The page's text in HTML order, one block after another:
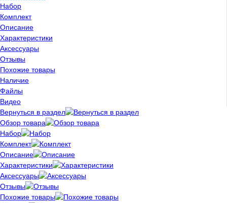
Набор
Комплект
Описание
Характеристики
Аксессуары
Отзывы
Похожие товары
Наличие
Файлы
Видео
Вернуться в раздел
Обзор товара
Набор
Комплект
Описание
Характеристики
Аксессуары
Отзывы
Похожие товары